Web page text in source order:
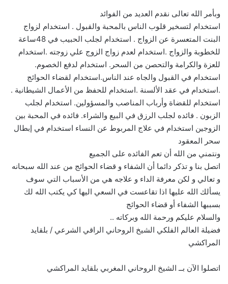
وبأمر الله تعالى نقدم العديد من الفوائد
استخدام لتسخير قلوب الناس بالمحبة والقبول . استخدام لزواج
البنت المتعسرة عن الزواج . استخدام لجلب الحبيب في 48ساعة
للخطوبة والزواج .استخدام لعدم زواج الزوج علي زوجته .استخدام
للعزة والكرامة والتحصن من السحر. استخدام لدفع الخصوم.
استخدام في القبول والجاه عند الناس.استخدام لقضاء الحوائج
.استخدام في عقد الألسنة .استخدام للحفظ من الأعمال الشيطانية .
استخدام للقضاة وأرباب المناصب والمسؤولين. استخدام لجلب
الزبون . فائده لجلب الرزق في البيع والشراء. فائده في المحبة بين
الزوجين استخدام في علاج المربوط عن النساء استخدام في إبطال
سحر المعقود
ونتمني من الله أن تعم الفائده على الجميع
اتصل بنا و تذكر دائما أن الشفاء و قضاء الحوائج من عند الله سبحانه
و تعالي و لكن معرفة الداء و علاجه هي من الأسباب التي سوف
يسألك الله عليها اذا تقاعست في السعي اليها كي يكتب الله لك
بسببها الشفاء أو قضاء الحوائج
والسلام عليكم ورحمة الله وبركاته ..
فضيلة العالم الفلكي الشيخ الروحاني الراقي الشرعي / بلقايد
المراكشي
اتصلوا الآن بــ الشيخ الروحاني المغربي بلقايد المراكشي